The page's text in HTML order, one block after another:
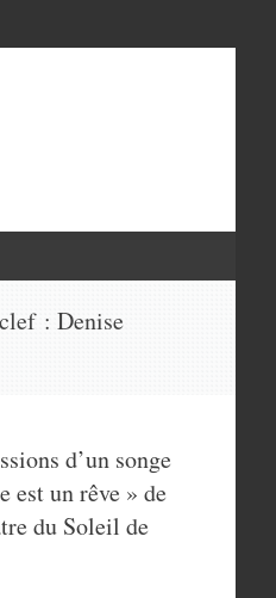
: Denise
d’un songe
est un rêve » de
du Soleil de